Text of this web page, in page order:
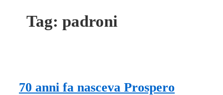
Tag: padroni
70 anni fa nasceva Prospero